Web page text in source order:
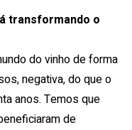
transformando o
do vinho de forma
negativa, do que o
anos. Temos que
de